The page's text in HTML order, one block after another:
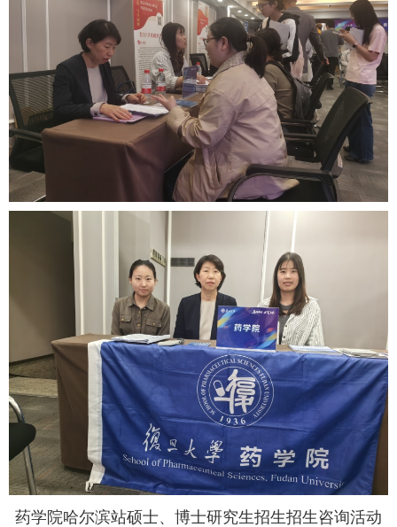
药学院哈尔滨站硕士、博士研究生招生招生咨询活动